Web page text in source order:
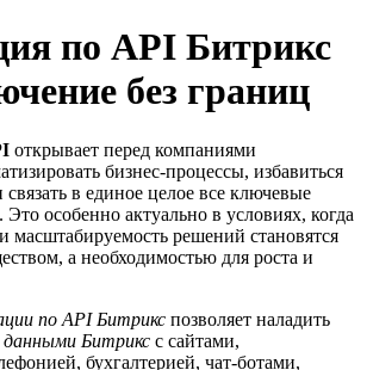
по API Битрикс
без границ
открывает перед компаниями
бизнес-процессы, избавиться
в единое целое все ключевые
особенно актуально в условиях, когда
масштабируемость решений становятся
а необходимостью для роста и
по API Битрикс позволяет наладить
данными Битрикс с сайтами,
бухгалтерией, чат-ботами,